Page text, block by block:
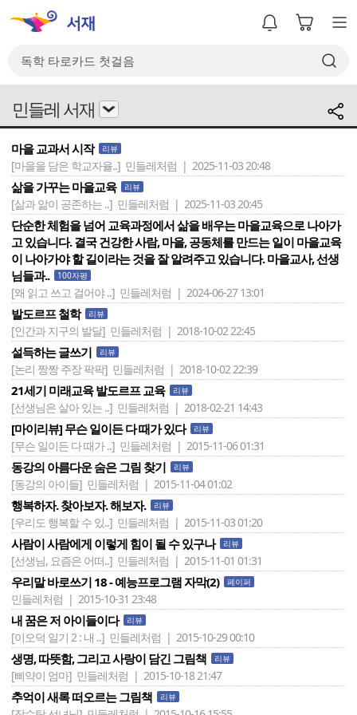
민들레 서재
마을 교과서 시작 리뷰
[마을을 담은 학교자율..] 민들레처럼 | 2025-11-03 20:48
삶을 가꾸는 마을교육 리뷰
[삶과 앎이 공존하는 ..] 민들레처럼 | 2025-11-03 20:45
단순한 체험을 넘어 교육과정에서 삶을 배우는 마을교육으로 나아가
고 있습니다. 결국 건강한 사람, 마을, 공동체를 만드는 일이 마을교육
이 나아가야 할 길이라는 것을 잘 알려주고 있습니다. 마을교사, 선생
님들과..
100자평
[왜 읽고 쓰고 걸어야 ..] 민들레처럼 | 2024-06-27 13:01
발도르프 철학 리뷰
[인간과 지구의 발달] 민들레처럼 | 2018-10-02 22:45
설득하는 글쓰기 리뷰
[논리 짱짱 주장 팍팍] 민들레처럼 | 2018-10-02 22:39
21세기 미래교육 발도르프 교육 리뷰
[선생님은 살아 있는 ..] 민들레처럼 | 2018-02-21 14:43
[마이리뷰] 무슨 일이든 다 때가 있다 리뷰
[무슨 일이든 다 때가 ..] 민들레처럼 | 2015-11-06 01:31
동강의 아름다운 숨은 그림 찾기 리뷰
[동강의 아이들] 민들레처럼 | 2015-11-04 01:02
행복하자. 찾아보자. 해보자. 리뷰
[우리도 행복할 수 있..] 민들레처럼 | 2015-11-03 01:20
사람이 사람에게 이렇게 힘이 될 수 있구나 리뷰
[선생님, 요즘은 어떠..] 민들레처럼 | 2015-11-01 01:31
우리말 바로쓰기 18 - 예능프로그램 자막(2) 페이퍼
민들레처럼 | 2015-10-31 23:48
내 꿈은 저 아이들이다 리뷰
[이오덕 일기 2 : 내 ..] 민들레처럼 | 2015-10-29 00:10
생명, 따뜻함, 그리고 사랑이 담긴 그림책 리뷰
[삐약이 엄마] 민들레처럼 | 2015-10-18 21:47
추억이 새록 떠오르는 그림책 리뷰